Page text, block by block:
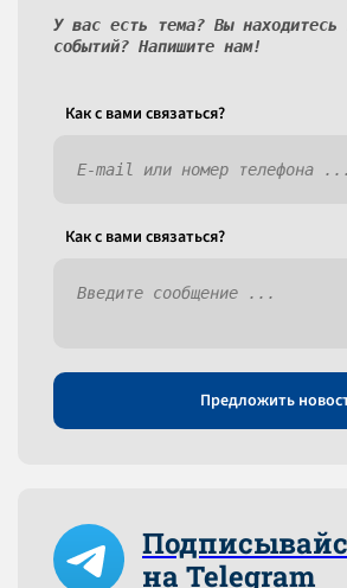
У вас есть тема? Вы находитесь
событий? Напишите нам!
Как c вами связаться?
Как c вами связаться?
Предложить
на Telegram